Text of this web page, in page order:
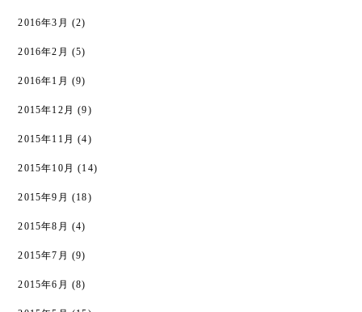
2016年3月 (2)
2016年2月 (5)
2016年1月 (9)
2015年12月 (9)
2015年11月 (4)
2015年10月 (14)
2015年9月 (18)
2015年8月 (4)
2015年7月 (9)
2015年6月 (8)